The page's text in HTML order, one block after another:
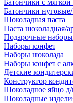
Батончики с
Батончики
Шоколадная паста
Паста шоколадная/
Подарочные наборы
Наборы конфет
Наборы шоколада
Наборы конфет с
Детские
Конструктор
Шоколадное яйцо д/
Шоколадные